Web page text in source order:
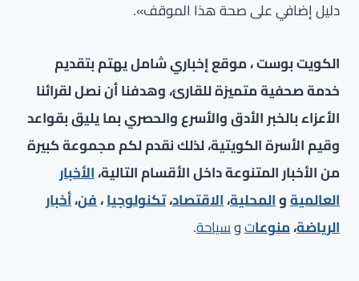
دليل إضافي على صحة هذا الموقف».
الكويت بوست ، موقع إخباري شامل يهتم بتقديم
خدمة صحفية متميزة للقارئ، وهدفنا أن نصل لقرائنا
الأعزاء بالخبر الأدق والأسرع والحصري بما يليق بقواعد
وقيم الأسرة الكويتية، لذلك نقدم لكم مجموعة كبيرة
من الأخبار المتنوعة داخل الأقسام التالية،الأخبار
العالميةوالمحلية،الاقتصاد،تكنولوجيا،فن،أخبار
الرياضة،منوعاتوسياحة.